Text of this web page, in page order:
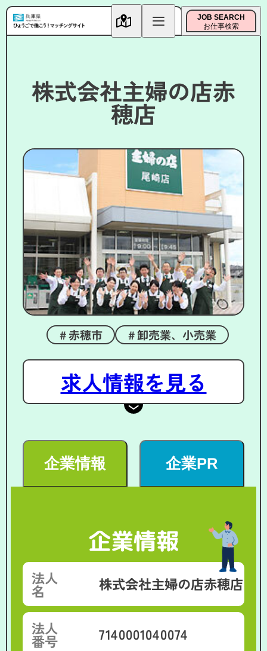
JOB SEARCH
お仕事検索
株式会社主婦の店赤
穂店
赤穂市 卸売業、小売業
求人情報を見る
企業情報 企業PR
企業情報
法人
名 株式会社主婦の店赤穂店
法人
番号 7140001040074